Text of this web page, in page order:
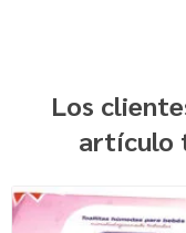
Los
artículo